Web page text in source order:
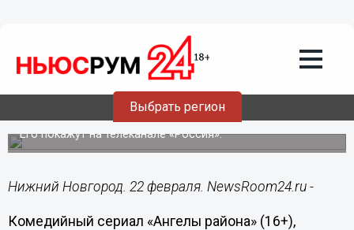
Выбрать регион
22.02.202408:10
Снятый в Нижнем Новгороде сериал
«Ангелы района» выйдет в 2024 году
Его покажут на телеканале «Россия».
Нижний Новгород. 22 февраля. NewsRoom24.ru -
Комедийный сериал «Ангелы района» (16+),